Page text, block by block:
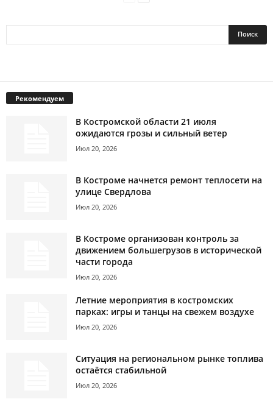
Рекомендуем
В Костромской области 21 июля
ожидаются грозы и сильный ветер
Июл 20, 2026
В Костроме начнется ремонт теплосети на
улице Свердлова
Июл 20, 2026
В Костроме организован контроль за
движением большегрузов в исторической
части города
Июл 20, 2026
Летние мероприятия в костромских
парках: игры и танцы на свежем воздухе
Июл 20, 2026
Ситуация на региональном рынке топлива
остаётся стабильной
Июл 20, 2026